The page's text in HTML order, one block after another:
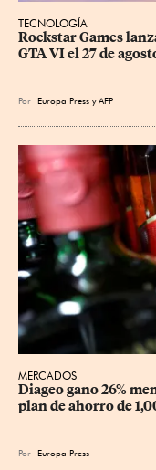
TECNOLOGÍA
Rockstar Games
GTA VI el 27 de
Por Europa Press yAFP
MERCADOS
Diageo gano 26%
plan de ahorro de
Por Europa Press